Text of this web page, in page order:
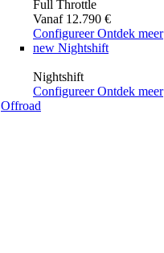
Full Throttle
Vanaf 12.790 €
Configureer Ontdek meer
new Nightshift
Nightshift
Configureer Ontdek meer
Offroad